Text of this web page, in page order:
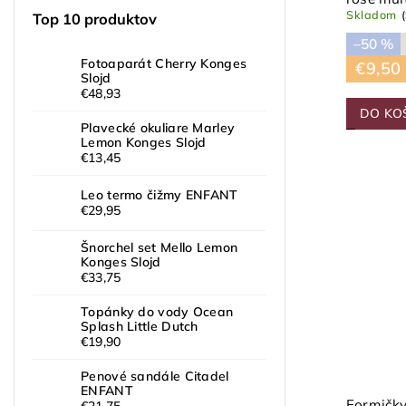
Top 10 produktov
Fotoaparát Cherry Konges
Slojd
€48,93
Plavecké okuliare Marley
Lemon Konges Slojd
€13,45
Leo termo čižmy ENFANT
€29,95
Šnorchel set Mello Lemon
Konges Slojd
€33,75
Topánky do vody Ocean
Splash Little Dutch
€19,90
Penové sandále Citadel
ENFANT
Skladom
–50 %
€9,50
DO